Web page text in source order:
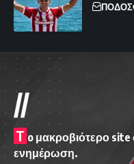
//
T o μακροβιότερο
ενημέρωση.